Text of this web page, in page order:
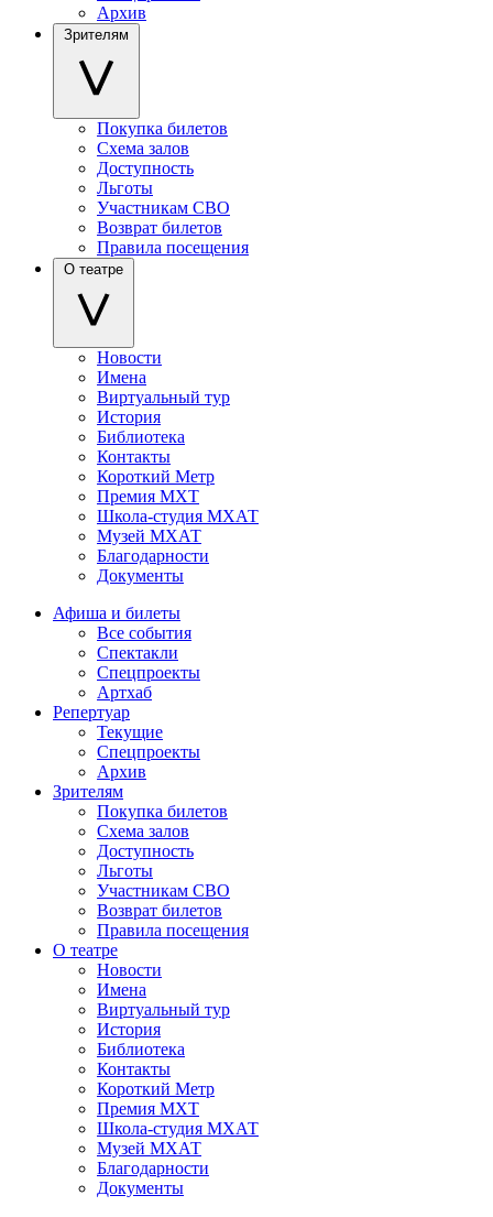
Архив
Зрителям
Покупка билетов
Схема залов
Доступность
Льготы
Участникам СВО
Возврат билетов
Правила посещения
О театре
Новости
Имена
Виртуальный тур
История
Библиотека
Контакты
Короткий Метр
Премия МХТ
Школа-студия МХАТ
Музей МХАТ
Благодарности
Документы
Афиша и билеты
Все события
Спектакли
Спецпроекты
Артхаб
Репертуар
Текущие
Спецпроекты
Архив
Зрителям
Покупка билетов
Схема залов
Доступность
Льготы
Участникам СВО
Возврат билетов
Правила посещения
О театре
Новости
Имена
Виртуальный тур
История
Библиотека
Контакты
Короткий Метр
Премия МХТ
Школа-студия МХАТ
Музей МХАТ
Благодарности
Документы